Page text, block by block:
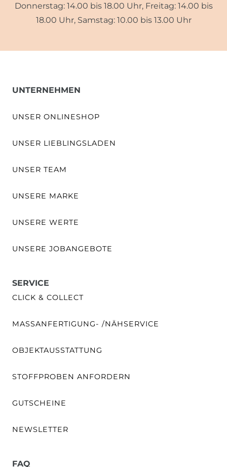
Donnerstag: 14.00 bis 18.00 Uhr, Freitag: 14.00 bis
18.00 Uhr, Samstag: 10.00 bis 13.00 Uhr
UNTERNEHMEN
UNSER ONLINESHOP
UNSER LIEBLINGSLADEN
UNSER TEAM
UNSERE MARKE
UNSERE WERTE
UNSERE JOBANGEBOTE
SERVICE
CLICK & COLLECT
MASSANFERTIGUNG- /NÄHSERVICE
OBJEKTAUSSTATTUNG
STOFFPROBEN ANFORDERN
GUTSCHEINE
NEWSLETTER
FAQ